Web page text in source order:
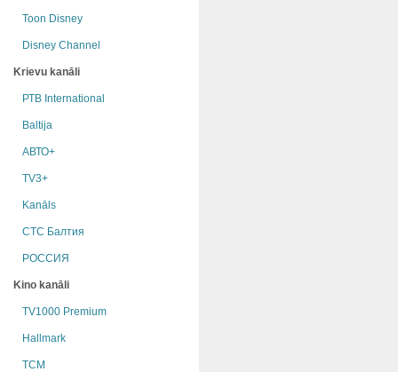
Toon Disney
Disney Channel
Krievu kanāli
РТB International
Baltija
АВТО+
TV3+
Kanāls
СТС Балтия
РОССИЯ
Kino kanāli
TV1000 Premium
Hallmark
TCM